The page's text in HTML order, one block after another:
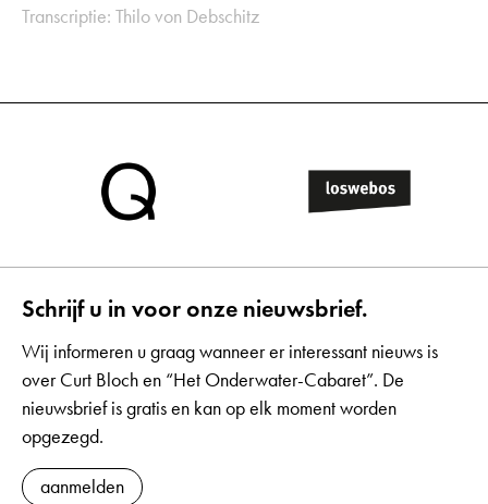
Transcriptie: Thilo von Debschitz
Schrijf u in voor onze nieuwsbrief.
Wij informeren u graag wanneer er interessant nieuws is
over Curt Bloch en “Het Onderwater-Cabaret”. De
nieuwsbrief is gratis en kan op elk moment worden
opgezegd.
aanmelden